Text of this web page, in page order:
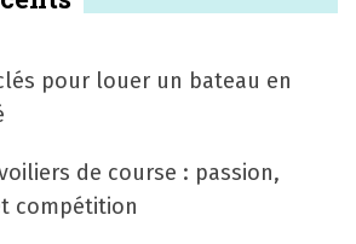
pour louer un bateau en
de course : passion,
compétition